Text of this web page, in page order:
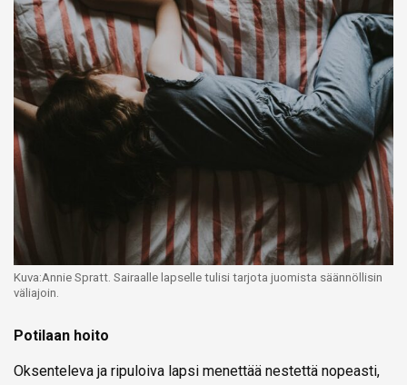
Kuva:Annie Spratt. Sairaalle lapselle tulisi tarjota juomista säännöllisin
väliajoin.
Potilaan hoito
Oksenteleva ja ripuloiva lapsi menettää nestettä nopeasti,